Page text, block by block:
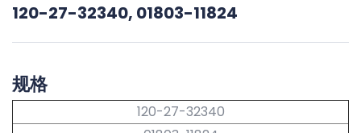
120-27-32340, 01803-11824
规格
120-27-32340